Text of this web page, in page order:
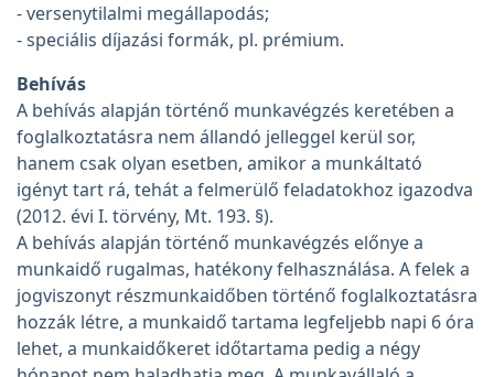
- versenytilalmi megállapodás;
- speciális díjazási formák, pl. prémium.
Behívás
A behívás alapján történő munkavégzés keretében a
foglalkoztatásra nem állandó jelleggel kerül sor,
hanem csak olyan esetben, amikor a munkáltató
igényt tart rá, tehát a felmerülő feladatokhoz igazodva
(2012. évi I. törvény, Mt. 193. §).
A behívás alapján történő munkavégzés előnye a
munkaidő rugalmas, hatékony felhasználása. A felek a
jogviszonyt részmunkaidőben történő foglalkoztatásra
hozzák létre, a munkaidő tartama legfeljebb napi 6 óra
lehet, a munkaidőkeret időtartama pedig a négy